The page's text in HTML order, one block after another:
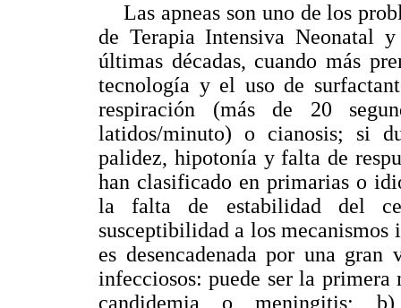
Las apneas son uno de los
de Terapia Intensiva Neonatal
últimas décadas, cuando más
tecnología y el uso de
respiración (más de 20
latidos/minuto) o cianosis; si
palidez, hipotonía y falta de
han clasificado en primarias o
la falta de estabilidad del
susceptibilidad a los
es desencadenada por una
infecciosos: puede ser la
candidemia o meningitis; b)